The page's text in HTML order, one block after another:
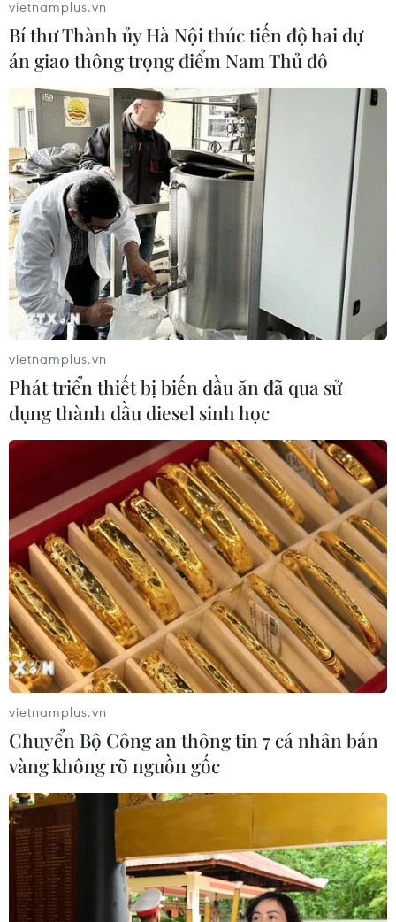
vietnamplus.vn
Bí thư Thành ủy Hà Nội thúc tiến độ hai dự
án giao thông trọng điểm Nam Thủ đô
vietnamplus.vn
Phát triển thiết bị biến dầu ăn đã qua sử
dụng thành dầu diesel sinh học
vietnamplus.vn
Chuyển Bộ Công an thông tin 7 cá nhân bán
vàng không rõ nguồn gốc